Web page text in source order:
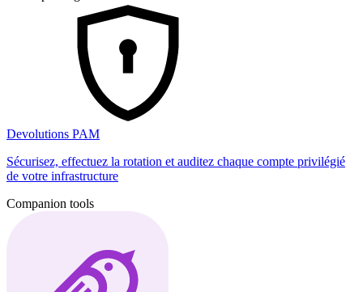
Devolutions PAM
Sécurisez, effectuez la rotation et auditez chaque compte privilégié
de votre infrastructure
Companion tools